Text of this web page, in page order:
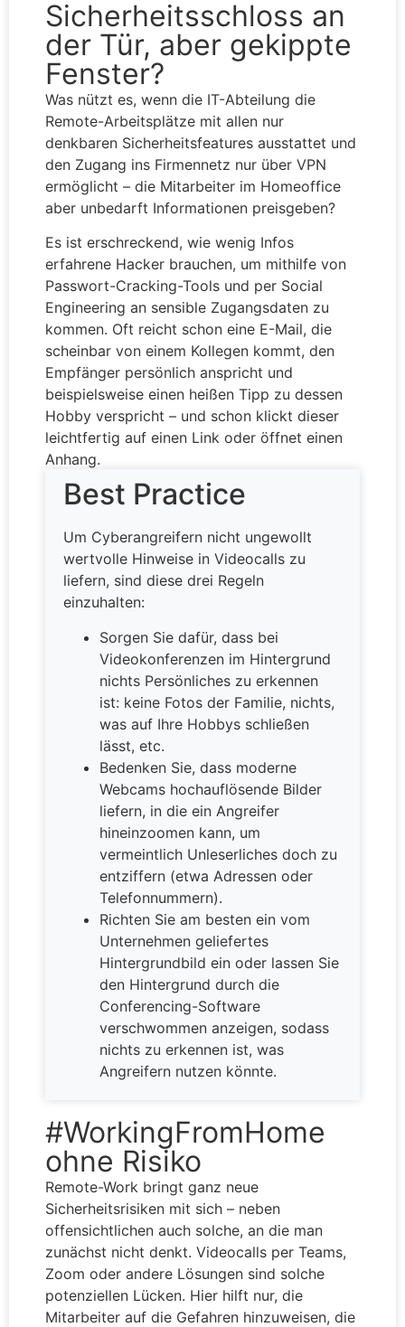
Sicherheitsschloss an
der Tür, aber gekippte
Fenster?
Was nützt es, wenn die IT-Abteilung die
Remote-Arbeitsplätze mit allen nur
denkbaren Sicherheitsfeatures ausstattet und
den Zugang ins Firmennetz nur über VPN
ermöglicht – die Mitarbeiter im Homeoffice
aber unbedarft Informationen preisgeben?
Es ist erschreckend, wie wenig Infos
erfahrene Hacker brauchen, um mithilfe von
Passwort-Cracking-Tools und per Social
Engineering an sensible Zugangsdaten zu
kommen. Oft reicht schon eine E-Mail, die
scheinbar von einem Kollegen kommt, den
Empfänger persönlich anspricht und
beispielsweise einen heißen Tipp zu dessen
Hobby verspricht – und schon klickt dieser
leichtfertig auf einen Link oder öffnet einen
Anhang.
Best Practice
Um Cyberangreifern nicht ungewollt
wertvolle Hinweise in Videocalls zu
liefern, sind diese drei Regeln
einzuhalten:
Sorgen Sie dafür, dass bei
Videokonferenzen im Hintergrund
nichts Persönliches zu erkennen
ist: keine Fotos der Familie, nichts,
was auf Ihre Hobbys schließen
lässt, etc.
Bedenken Sie, dass moderne
Webcams hochauflösende Bilder
liefern, in die ein Angreifer
hineinzoomen kann, um
vermeintlich Unleserliches doch zu
entziffern (etwa Adressen oder
Telefonnummern).
Richten Sie am besten ein vom
Unternehmen geliefertes
Hintergrundbild ein oder lassen Sie
den Hintergrund durch die
Conferencing-Software
verschwommen anzeigen, sodass
nichts zu erkennen ist, was
Angreifern nutzen könnte.
#WorkingFromHome
ohne Risiko
Remote-Work bringt ganz neue
Sicherheitsrisiken mit sich – neben
offensichtlichen auch solche, an die man
zunächst nicht denkt. Videocalls per Teams,
Zoom oder andere Lösungen sind solche
potenziellen Lücken. Hier hilft nur, die
Mitarbeiter auf die Gefahren hinzuweisen, die